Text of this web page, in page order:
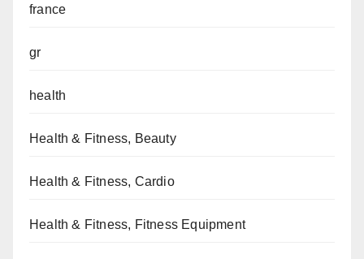
france
gr
health
Health & Fitness, Beauty
Health & Fitness, Cardio
Health & Fitness, Fitness Equipment